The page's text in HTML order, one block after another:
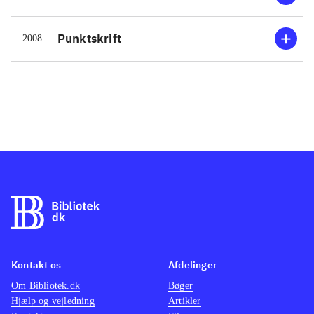
2008 Punktskrift
Kontakt os
Om Bibliotek.dk
Hjælp og vejledning
Afdelinger
Bøger
Artikler